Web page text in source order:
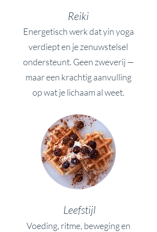
Reiki
Energetisch werk dat yin yoga
verdiept en je zenuwstelsel
ondersteunt. Geen zweverij —
maar een krachtig aanvulling
op wat je lichaam al weet.
Leefstijl
Voeding, ritme, beweging en